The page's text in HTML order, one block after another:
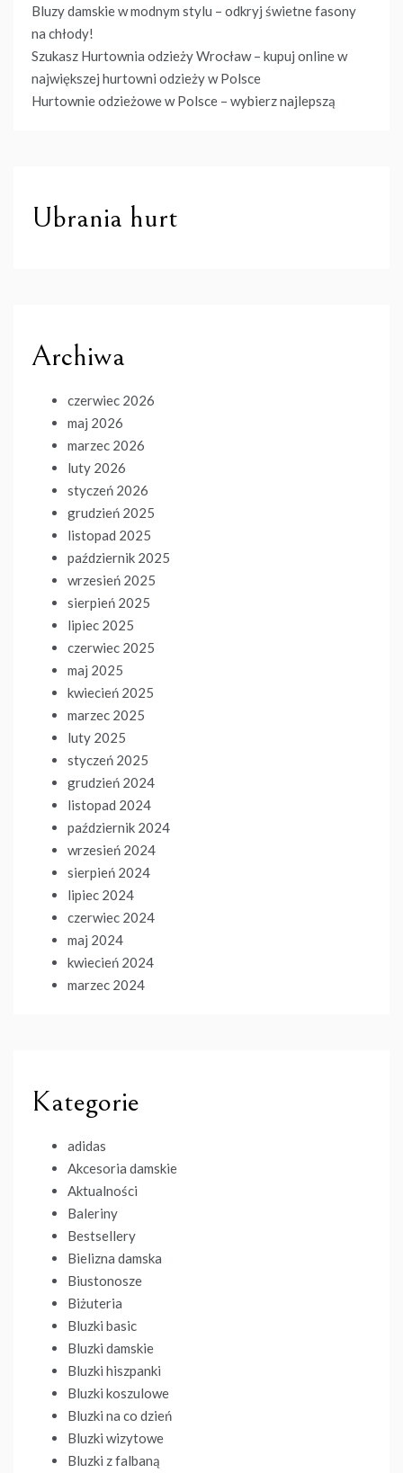
Bluzy damskie w modnym stylu – odkryj świetne fasony
na chłody!
Szukasz Hurtownia odzieży Wrocław – kupuj online w
największej hurtowni odzieży w Polsce
Hurtownie odzieżowe w Polsce – wybierz najlepszą
Ubrania hurt
Archiwa
czerwiec 2026
maj 2026
marzec 2026
luty 2026
styczeń 2026
grudzień 2025
listopad 2025
październik 2025
wrzesień 2025
sierpień 2025
lipiec 2025
czerwiec 2025
maj 2025
kwiecień 2025
marzec 2025
luty 2025
styczeń 2025
grudzień 2024
listopad 2024
październik 2024
wrzesień 2024
sierpień 2024
lipiec 2024
czerwiec 2024
maj 2024
kwiecień 2024
marzec 2024
Kategorie
adidas
Akcesoria damskie
Aktualności
Baleriny
Bestsellery
Bielizna damska
Biustonosze
Biżuteria
Bluzki basic
Bluzki damskie
Bluzki hiszpanki
Bluzki koszulowe
Bluzki na co dzień
Bluzki wizytowe
Bluzki z falbaną